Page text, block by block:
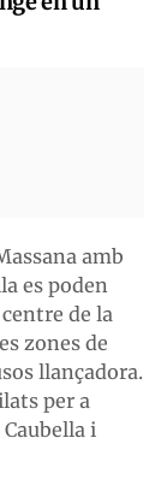
amb
es poden
de la
zones de
llançadora.
per a
i